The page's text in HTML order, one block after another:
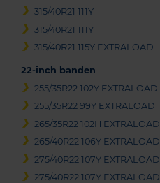
315/40R21 111Y
315/40R21 111Y
315/40R21 115Y EXTRALOAD
22-inch banden
255/35R22 102Y EXTRALOAD
255/35R22 99Y EXTRALOAD
265/35R22 102H EXTRALOAD
265/40R22 106Y EXTRALOAD
275/40R22 107Y EXTRALOAD
275/40R22 107Y EXTRALOAD